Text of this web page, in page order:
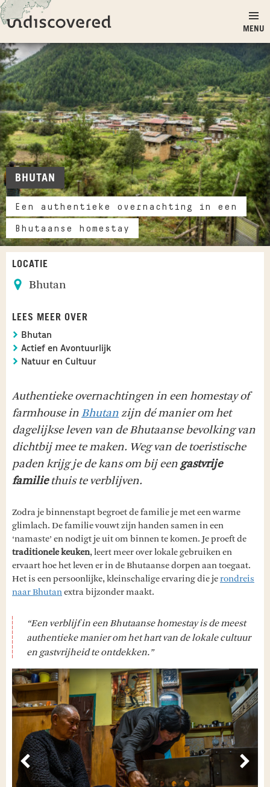
Ga naar inhoud
Undiscovered
MENU
BHUTAN
Een authentieke overnachting in een
Bhutaanse homestay
LOCATIE
Bhutan
LEES MEER OVER
Bhutan
Actief en Avontuurlijk
Natuur en Cultuur
Authentieke overnachtingen in een homestay of
farmhouse inBhutanzijn dé manier om het
dagelijkse leven van de Bhutaanse bevolking van
dichtbij mee te maken. Weg van de toeristische
paden krijg je de kans om bij een gastvrije
familiethuis te verblijven.
Zodra je binnenstapt begroet de familie je met een warme
glimlach. De familie vouwt zijn handen samen in een
‘namaste’ en nodigt je uit om binnen te komen. Je proeft de
traditionele keuken, leert meer over lokale gebruiken en
ervaart hoe het leven er in de Bhutaanse dorpen aan toegaat.
Het is een persoonlijke, kleinschalige ervaring die jerondreis
naar Bhutanextra bijzonder maakt.
“Een verblijf in een Bhutaanse homestay is de meest
authentieke manier om het hart van de lokale cultuur
en gastvrijheid te ontdekken.”
Vorige